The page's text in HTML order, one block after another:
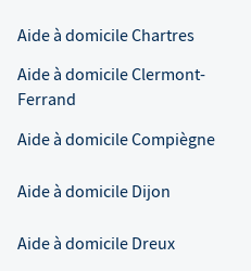
Aide à domicileChartres
Aide à domicileClermont-
Ferrand
Aide à domicileCompiègne
Aide à domicile Dijon
Aide à domicile Dreux